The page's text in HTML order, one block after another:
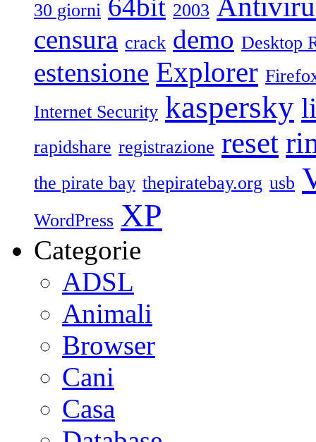
30 giorni 64bit 2003
censura crack demo Desktop
estensione Explorer
Internet Security kaspersky
rapidshare registrazione reset
the pirate bay thepiratebay.org usb
WordPress XP
Categorie
ADSL
Animali
Browser
Cani
Casa